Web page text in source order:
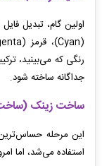
رنگی که می‌بینید،
جداگانه ساخته شود.
ساخت زینک (
این مرحله
استفاده می‌شد، اما